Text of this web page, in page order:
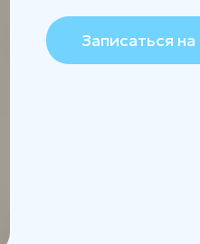
Записаться